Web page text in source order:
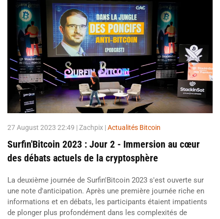
27 August 2023 22:49 | Zachpix | Actualités Bitcoin
Surfin'Bitcoin 2023 : Jour 2 - Immersion au cœur
des débats actuels de la cryptosphère
La deuxième journée de Surfin'Bitcoin 2023 s'est ouverte sur
une note d'anticipation. Après une première journée riche en
informations et en débats, les participants étaient impatients
de plonger plus profondément dans les complexités de